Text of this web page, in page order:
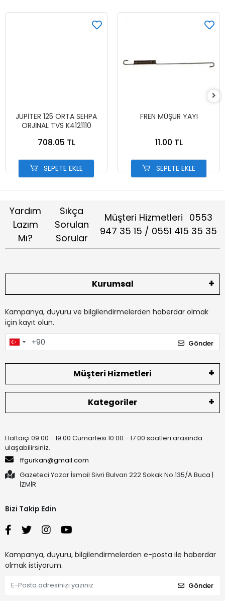
JUPİTER 125 ORTA SEHPA
ORJİNAL TVS K4121110
708.05 TL
SEPETE EKLE
FREN MÜŞÜR YAYI
11.00 TL
SEPETE EKLE
Yardım
Lazım
Mı?
Sıkça
Sorulan
Sorular
Müşteri Hizmetleri 0553
947 35 15 / 0551 415 35 35
Kurumsal
Kampanya, duyuru ve bilgilendirmelerden haberdar olmak
için kayıt olun.
Gönder
Müşteri Hizmetleri
Kategoriler
Haftaiçi 09:00 - 19:00 Cumartesi 10:00 - 17:00 saatleri arasında
ulaşabilirsiniz.
ffgurkan@gmail.com
Gazeteci Yazar İsmail Sivri Bulvarı 222 Sokak No:135/A Buca |
İZMİR
Bizi Takip Edin
Kampanya, duyuru, bilgilendirmelerden e-posta ile haberdar
olmak istiyorum.
Gönder